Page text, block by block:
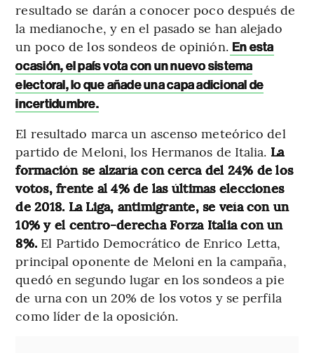
resultado se darán a conocer poco después de
la medianoche, y en el pasado se han alejado
un poco de los sondeos de opinión. En esta
ocasión, el país vota con un nuevo sistema
electoral, lo que añade una capa adicional de
incertidumbre.
El resultado marca un ascenso meteórico del
partido de Meloni, los Hermanos de Italia. La
formación se alzaría con cerca del 24% de los
votos, frente al 4% de las últimas elecciones
de 2018. La Liga, antimigrante, se veía con un
10% y el centro-derecha Forza Italia con un
8%. El Partido Democrático de Enrico Letta,
principal oponente de Meloni en la campaña,
quedó en segundo lugar en los sondeos a pie
de urna con un 20% de los votos y se perfila
como líder de la oposición.